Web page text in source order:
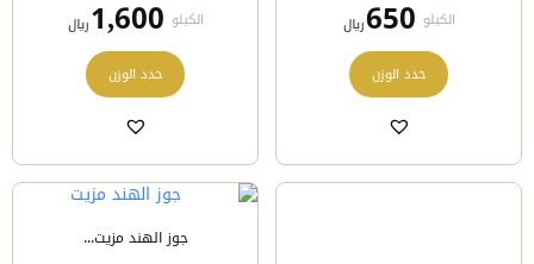
الكيلو 650﷼
حدد الوزنهناك
العديد
من
الأشكال
لهذا
الكيلو 1,600﷼
حدد الوزنهناك
العديد
من
الأشكال
لهذا
المنتج.
اختيار
جوز الهند مزيت...